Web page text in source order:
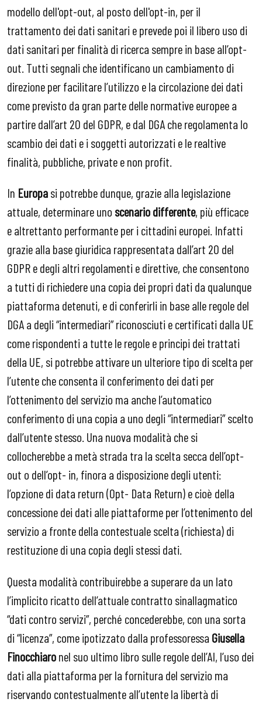
modello dell'opt-out, al posto dell'opt-in, per il
trattamento dei dati sanitari e prevede poi il libero uso di
dati sanitari per finalità di ricerca sempre in base all’opt-
out. Tutti segnali che identificano un cambiamento di
direzione per facilitare l’utilizzo e la circolazione dei dati
come previsto da gran parte delle normative europee a
partire dall’art 20 del GDPR, e dal DGA che regolamenta lo
scambio dei dati e i soggetti autorizzati e le realtive
finalità, pubbliche, private e non profit.
In Europasi potrebbe dunque, grazie alla legislazione
attuale, determinare uno scenario differente, più efficace
e altrettanto performante per i cittadini europei. Infatti
grazie alla base giuridica rappresentata dall’art 20 del
GDPR e degli altri regolamenti e direttive, che consentono
a tutti di richiedere una copia dei propri dati da qualunque
piattaforma detenuti, e di conferirli in base alle regole del
DGA a degli “intermediari” riconosciuti e certificati dalla UE
come rispondenti a tutte le regole e principi dei trattati
della UE, si potrebbe attivare un ulteriore tipo di scelta per
l’utente che consenta il conferimento dei dati per
l’ottenimento del servizio ma anche l’automatico
conferimento di una copia a uno degli “intermediari” scelto
dall’utente stesso. Una nuova modalità che si
collocherebbe a metà strada tra la scelta secca dell’opt-
out o dell’opt- in, finora a disposizione degli utenti:
l’opzione di data return (Opt- Data Return) e cioè della
concessione dei dati alle piattaforme per l’ottenimento del
servizio a fronte della contestuale scelta (richiesta) di
restituzione di una copia degli stessi dati.
Questa modalità contribuirebbe a superare da un lato
l’implicito ricatto dell’attuale contratto sinallagmatico
“dati contro servizi”, perché concederebbe, con una sorta
di “licenza”, come ipotizzato dalla professoressa Giusella
Finocchiaronel suo ultimo libro sulle regole dell’AI, l’uso dei
dati alla piattaforma per la fornitura del servizio ma
riservando contestualmente all’utente la libertà di